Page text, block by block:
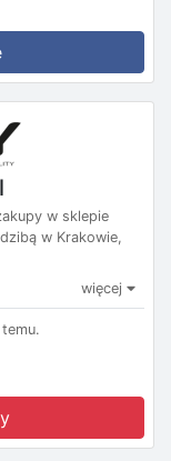
w sklepie
w Krakowie,
więcej